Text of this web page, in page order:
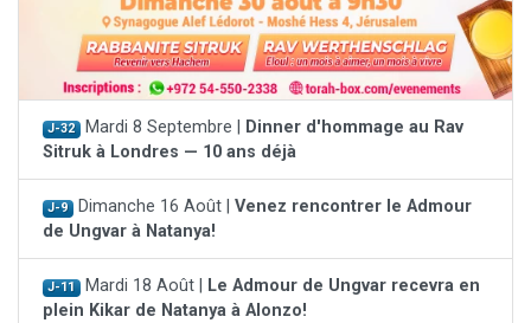
J-32 Mardi 8 Septembre | Dinner d'hommage au Rav
Sitruk à Londres — 10 ans déjà
J-9 Dimanche 16 Août | Venez rencontrer le Admour
de Ungvar à Natanya!
J-11 Mardi 18 Août | Le Admour de Ungvar recevra en
plein Kikar de Natanya à Alonzo!